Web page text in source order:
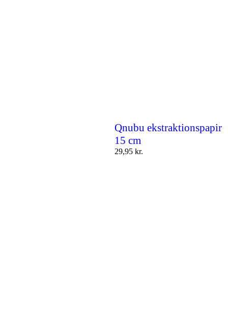
Qnubu ekstraktionspapir
15 cm
29,95 kr.